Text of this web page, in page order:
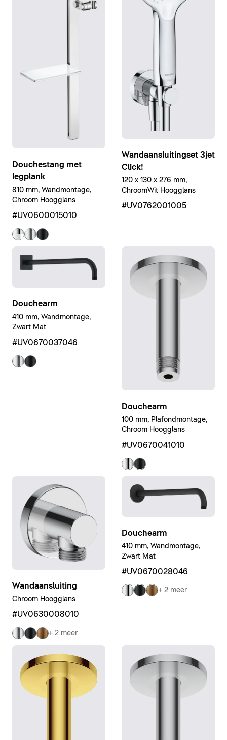
Douchestang met
legplank
810 mm, Wandmontage,
Chroom Hoogglans
#UV0600015010
Wandaansluitingset 3jet
Click!
120 x 130 x 276 mm,
ChroomWit Hoogglans
#UV0762001005
Douchearm
410 mm, Wandmontage,
Zwart Mat
#UV0670037046
Douchearm
100 mm, Plafondmontage,
Chroom Hoogglans
#UV0670041010
Wandaansluiting
Chroom Hoogglans
#UV0630008010
+ 2 meer
Douchearm
410 mm, Wandmontage,
Zwart Mat
#UV0670028046
+ 2 meer